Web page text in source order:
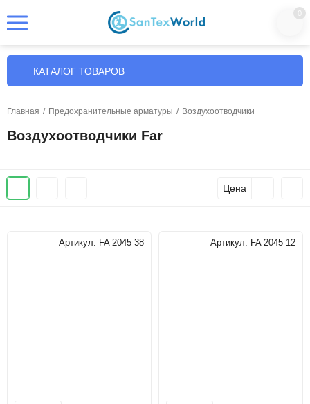
0
КАТАЛОГ ТОВАРОВ
Главная / Предохранительные арматуры / Воздухоотводчики
Воздухоотводчики Far
Цена
Артикул: FA 2045 38 Артикул: FA 2045 12